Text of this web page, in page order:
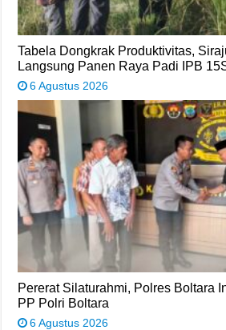
Tabela Dongkrak Produktivitas,
Langsung Panen Raya Padi IPB
6 Agustus 2026
Pererat Silaturahmi, Polres Boltara
PP Polri Boltara
6 Agustus 2026